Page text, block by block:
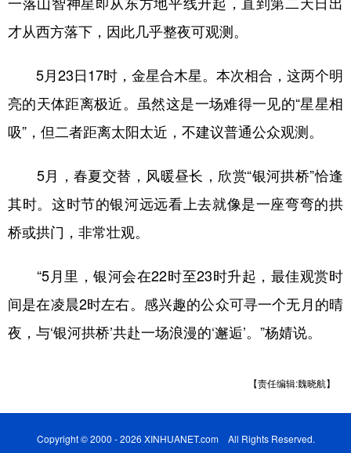
Русский язык 日本語 한국어
才从西方落下，因此几乎整夜可观测。
5月23日17时，金星合木星。本次相合，这两个明
亮的天体距离极近。虽然这是一场难得一见的“星星相
吸”，但二者距离太阳太近，不建议普通公众观测。
5月，春夏交替，风暖昼长，欣赏“银河拱桥”恰逢
其时。这时节的银河远远看上去就像是一座弯弯的拱
桥或拱门，非常壮观。
“5月里，银河会在22时至23时升起，最佳观赏时
间是在凌晨2时左右。感兴趣的公众可寻一个无月的晴
夜，与‘银河拱桥’共赴一场浪漫的‘邂逅’。”杨婧说。
【责任编辑:魏晓航】
Copyright © 2000 - 2026 XINHUANET.com All Rights Reserved.